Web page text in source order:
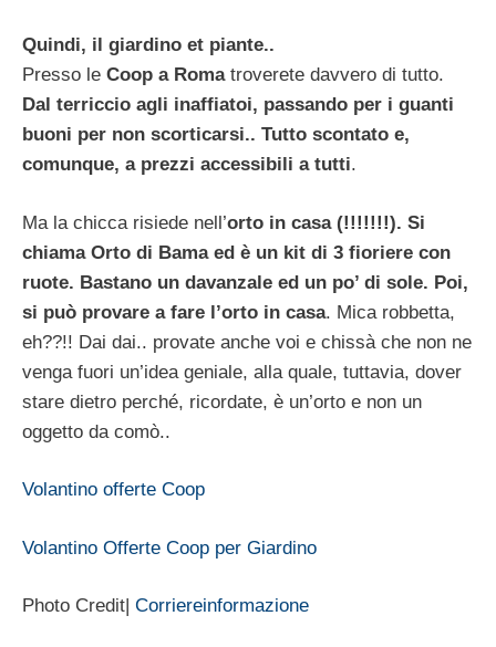
Quindi, il giardino et piante..
Presso le Coop a Roma troverete davvero di tutto.
Dal terriccio agli inaffiatoi, passando per i guanti
buoni per non scorticarsi.. Tutto scontato e,
comunque, a prezzi accessibili a tutti.
Ma la chicca risiede nell’orto in casa (!!!!!!!). Si
chiama Orto di Bama ed è un kit di 3 fioriere con
ruote. Bastano un davanzale ed un po’ di sole. Poi,
si può provare a fare l’orto in casa. Mica robbetta,
eh??!! Dai dai.. provate anche voi e chissà che non ne
venga fuori un’idea geniale, alla quale, tuttavia, dover
stare dietro perché, ricordate, è un’orto e non un
oggetto da comò..
Volantino offerte Coop
Volantino Offerte Coop per Giardino
Photo Credit| Corriereinformazione